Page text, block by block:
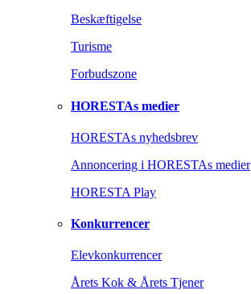
Beskæftigelse
Turisme
Forbudszone
HORESTAs medier
HORESTAs nyhedsbrev
Annoncering i HORESTAs medier
HORESTA Play
Konkurrencer
Elevkonkurrencer
Årets Kok & Årets Tjener